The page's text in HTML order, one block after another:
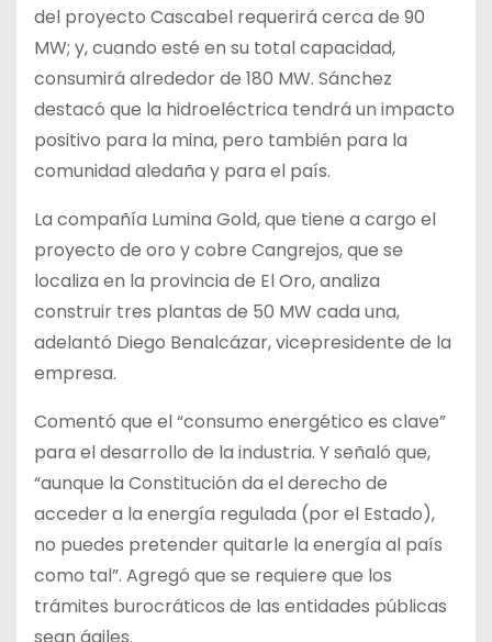
del proyecto Cascabel requerirá cerca de 90
MW; y, cuando esté en su total capacidad,
consumirá alrededor de 180 MW. Sánchez
destacó que la hidroeléctrica tendrá un impacto
positivo para la mina, pero también para la
comunidad aledaña y para el país.
La compañía Lumina Gold, que tiene a cargo el
proyecto de oro y cobre Cangrejos, que se
localiza en la provincia de El Oro, analiza
construir tres plantas de 50 MW cada una,
adelantó Diego Benalcázar, vicepresidente de la
empresa.
Comentó que el “consumo energético es clave”
para el desarrollo de la industria. Y señaló que,
“aunque la Constitución da el derecho de
acceder a la energía regulada (por el Estado),
no puedes pretender quitarle la energía al país
como tal”. Agregó que se requiere que los
trámites burocráticos de las entidades públicas
sean ágiles.